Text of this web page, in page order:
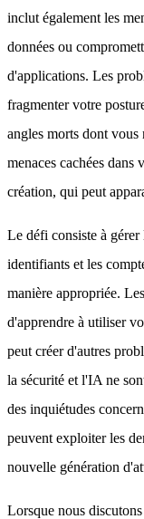
inclut également les
données ou
d'applications. Les
fragmenter votre
angles morts dont vous
menaces cachées
création, qui peut
Le défi consiste à gérer
identifiants et les
manière appropriée.
d'apprendre à utiliser
peut créer d'autres
la sécurité et l'IA ne
des inquiétudes
peuvent exploiter les
nouvelle génération
Lorsque nous